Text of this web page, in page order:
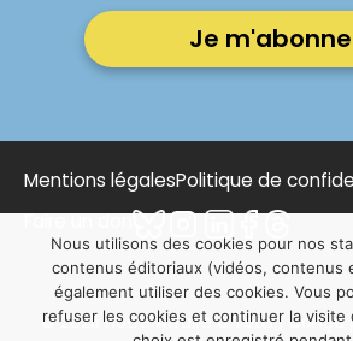
Mentions légalesPolitique de
Faire un don
© 2025 Notre Affaire à Tous |
Nous utilisons des cookies pour nos
contenus éditoriaux (vidéos, contenus
également utiliser des cookies. Vous
refuser les cookies et continuer la visite